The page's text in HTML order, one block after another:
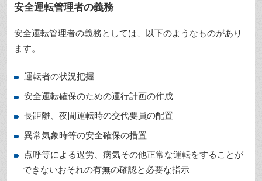
安全運転管理者の義務
安全運転管理者の義務としては、以下のようなものがあり
ます。
運転者の状況把握
安全運転確保のための運行計画の作成
長距離、夜間運転時の交代要員の配置
異常気象時等の安全確保の措置
点呼等による過労、病気その他正常な運転をすることが
できないおそれの有無の確認と必要な指示